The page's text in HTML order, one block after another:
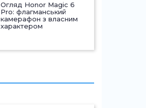
Огляд Honor Magic 6
Pro: флагманський
камерафон з власним
характером